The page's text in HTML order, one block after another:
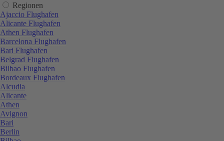
Regionen
Ajaccio Flughafen
Alicante Flughafen
Athen Flughafen
Barcelona Flughafen
Bari Flughafen
Belgrad Flughafen
Bilbao Flughafen
Bordeaux Flughafen
Alcudia
Alicante
Athen
Avignon
Bari
Berlin